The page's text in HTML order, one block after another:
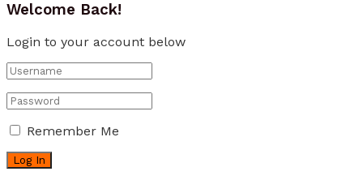
Welcome Back!
Login to your account below
Remember Me